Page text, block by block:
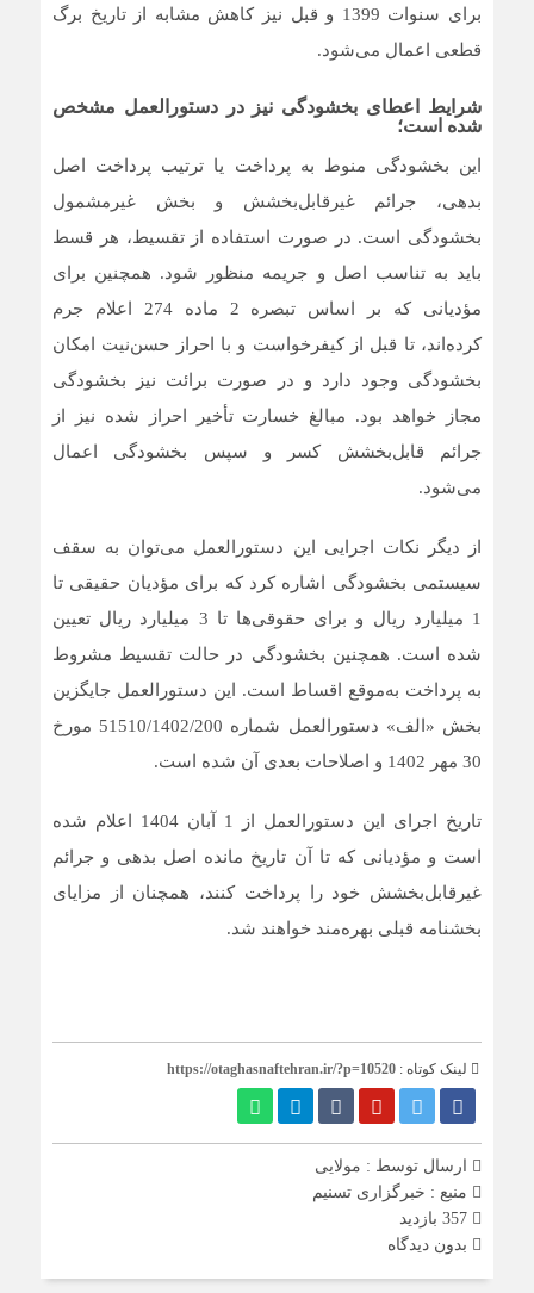
برای سنوات 1399 و قبل نیز کاهش مشابه از تاریخ برگ
قطعی اعمال می‌شود.
شرایط اعطای بخشودگی نیز در دستورالعمل مشخص
شده است؛
این بخشودگی منوط به پرداخت یا ترتیب پرداخت اصل
بدهی، جرائم غیرقابل‌بخشش و بخش غیرمشمول
بخشودگی است. در صورت استفاده از تقسیط، هر قسط
باید به تناسب اصل و جریمه منظور شود. همچنین برای
مؤدیانی که بر اساس تبصره 2 ماده 274 اعلام جرم
کرده‌اند، تا قبل از کیفرخواست و با احراز حسن‌نیت امکان
بخشودگی وجود دارد و در صورت برائت نیز بخشودگی
مجاز خواهد بود. مبالغ خسارت تأخیر احراز شده نیز از
جرائم قابل‌بخشش کسر و سپس بخشودگی اعمال
می‌شود.
از دیگر نکات اجرایی این دستورالعمل می‌توان به سقف
سیستمی بخشودگی اشاره کرد که برای مؤدیان حقیقی تا
1 میلیارد ریال و برای حقوقی‌ها تا 3 میلیارد ریال تعیین
شده است. همچنین بخشودگی در حالت تقسیط مشروط
به پرداخت به‌موقع اقساط است. این دستورالعمل جایگزین
بخش «الف» دستورالعمل شماره 51510/1402/200 مورخ
30 مهر 1402 و اصلاحات بعدی آن شده است.
تاریخ اجرای این دستورالعمل از 1 آبان 1404 اعلام شده
است و مؤدیانی که تا آن تاریخ مانده اصل بدهی و جرائم
غیرقابل‌بخشش خود را پرداخت کنند، همچنان از مزایای
بخشنامه قبلی بهره‌مند خواهند شد.
لینک کوتاه : https://otaghasnaftehran.ir/?p=10520
ارسال توسط : مولایی
منبع : خبرگزاری تسنیم
بدون دیدگاه